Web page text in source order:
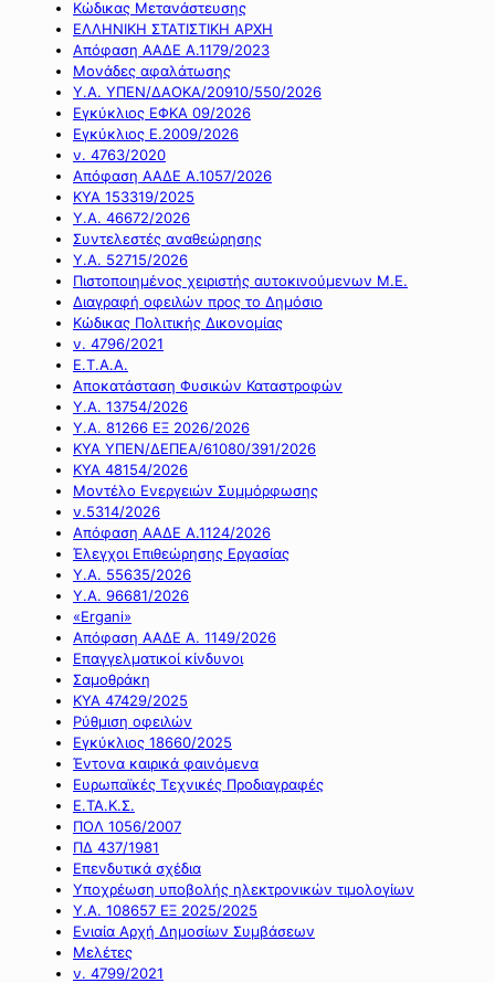
Κώδικας Μετανάστευσης
ΕΛΛΗΝΙΚΗ ΣΤΑΤΙΣΤΙΚΗ ΑΡΧΗ
Απόφαση ΑΑΔΕ Α.1179/2023
Μονάδες αφαλάτωσης
Υ.Α. ΥΠΕΝ/ΔΑΟΚΑ/20910/550/2026
Εγκύκλιος ΕΦΚΑ 09/2026
Εγκύκλιος Ε.2009/2026
ν. 4763/2020
Απόφαση ΑΑΔΕ Α.1057/2026
ΚΥΑ 153319/2025
Υ.Α. 46672/2026
Συντελεστές αναθεώρησης
Υ.Α. 52715/2026
Πιστοποιημένος χειριστής αυτοκινούμενων Μ.Ε.
Διαγραφή οφειλών προς το Δημόσιο
Κώδικας Πολιτικής Δικονομίας
ν. 4796/2021
Ε.Τ.Α.Α.
Αποκατάσταση Φυσικών Καταστροφών
Υ.Α. 13754/2026
Υ.Α. 81266 ΕΞ 2026/2026
ΚΥΑ ΥΠΕΝ/ΔΕΠΕΑ/61080/391/2026
ΚΥΑ 48154/2026
Μοντέλο Ενεργειών Συμμόρφωσης
ν.5314/2026
Απόφαση ΑΑΔΕ Α.1124/2026
Έλεγχοι Επιθεώρησης Εργασίας
Υ.Α. 55635/2026
Υ.Α. 96681/2026
«Ergani»
Απόφαση ΑΑΔΕ Α. 1149/2026
Επαγγελματικοί κίνδυνοι
Σαμοθράκη
ΚΥΑ 47429/2025
Ρύθμιση οφειλών
Εγκύκλιος 18660/2025
Έντονα καιρικά φαινόμενα
Ευρωπαϊκές Τεχνικές Προδιαγραφές
Ε.ΤΑ.Κ.Σ.
ΠΟΛ 1056/2007
ΠΔ 437/1981
Επενδυτικά σχέδια
Υποχρέωση υποβολής ηλεκτρονικών τιμολογίων
Υ.Α. 108657 ΕΞ 2025/2025
Ενιαία Αρχή Δημοσίων Συμβάσεων
Μελέτες
ν. 4799/2021